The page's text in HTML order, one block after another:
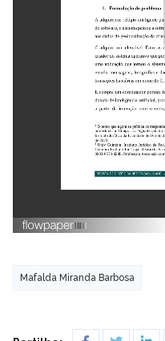
Mafalda Miranda Barbosa